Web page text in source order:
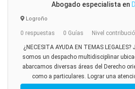
Abogado especialista en
Logroño
0 respuestas 0 Guías Nivel
¿NECESITA AYUDA EN TEMAS
somos un despacho multidisciplinar
abarcamos diversas áreas del Derecho
como a particulares. Lograr una